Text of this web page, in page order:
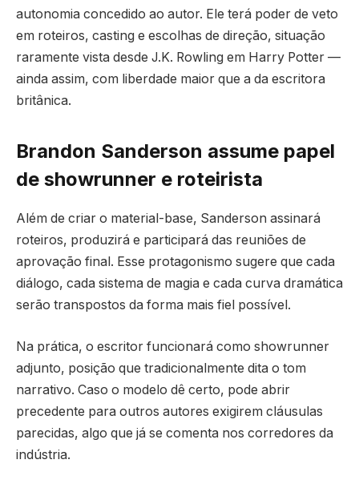
autonomia concedido ao autor. Ele terá poder de veto
em roteiros, casting e escolhas de direção, situação
raramente vista desde J.K. Rowling em Harry Potter —
ainda assim, com liberdade maior que a da escritora
britânica.
Brandon Sanderson assume papel
de showrunner e roteirista
Além de criar o material-base, Sanderson assinará
roteiros, produzirá e participará das reuniões de
aprovação final. Esse protagonismo sugere que cada
diálogo, cada sistema de magia e cada curva dramática
serão transpostos da forma mais fiel possível.
Na prática, o escritor funcionará como showrunner
adjunto, posição que tradicionalmente dita o tom
narrativo. Caso o modelo dê certo, pode abrir
precedente para outros autores exigirem cláusulas
parecidas, algo que já se comenta nos corredores da
indústria.